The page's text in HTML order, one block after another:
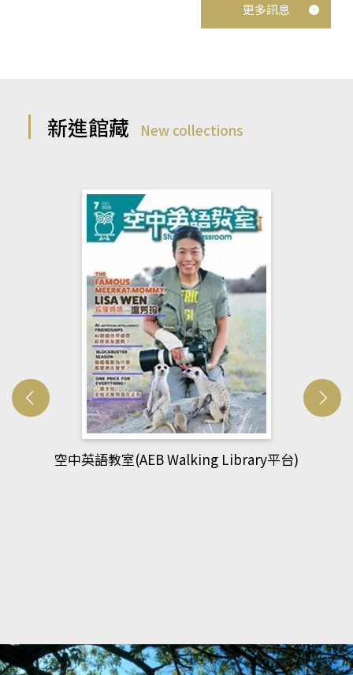
更多訊息
新進館藏 New collections
網管人(kono平台)